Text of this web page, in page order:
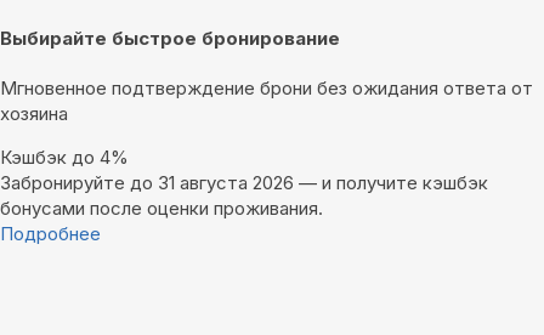
Выбирайте быстрое бронирование
Мгновенное подтверждение брони без ожидания ответа от
хозяина
Кэшбэк до 4%
Забронируйте до 31 августа 2026 — и получите кэшбэк
бонусами после оценки проживания.
Подробнее